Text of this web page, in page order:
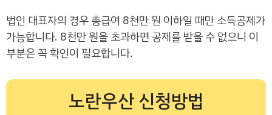
법인 대표자의 경우 총급여 8천만 원 이하일 때만 소득공제가
가능합니다. 8천만 원을 초과하면 공제를 받을 수 없으니 이
부분은 꼭 확인이 필요합니다.
노란우산 신청방법